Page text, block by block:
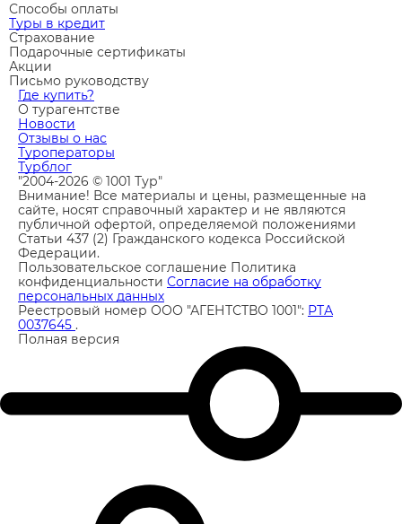
Способы оплаты
Туры в кредит
Страхование
Подарочные сертификаты
Акции
Письмо руководству
Где купить?
О турагентстве
Новости
Отзывы о нас
Туроператоры
Турблог
"2004-2026 © 1001 Тур"
Внимание! Все материалы и цены, размещенные на
сайте, носят справочный характер и не являются
публичной офертой, определяемой положениями
Статьи 437 (2) Гражданского кодекса Российской
Федерации.
Пользовательское соглашение Политика
конфиденциальности Согласие на обработку
персональных данных
Реестровый номер ООО "АГЕНТСТВО 1001": РТА
0037645 .
Полная версия